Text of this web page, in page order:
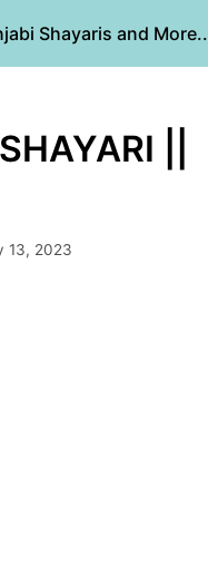
Shayaris and More..
||
13, 2023